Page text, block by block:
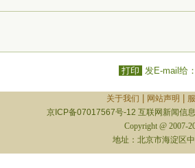
打印 发E-mail给
关于我们 网站声明
京ICP备07017567号-12 互联网新闻信
Copyright @ 2007-
地址：北京市海淀区